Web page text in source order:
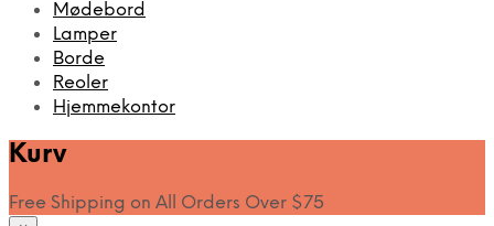
Mødebord
Lamper
Borde
Reoler
Hjemmekontor
Kurv
Free Shipping on All Orders Over $75